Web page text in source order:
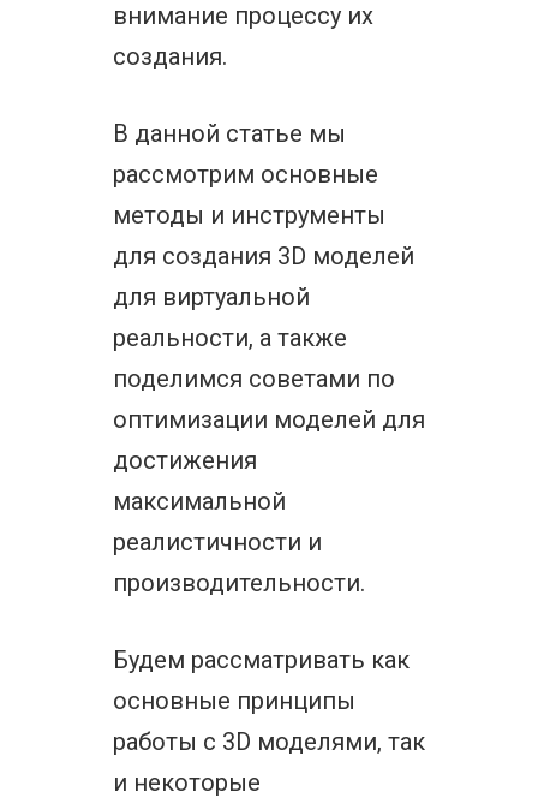
внимание процессу их
создания.
В данной статье мы
рассмотрим основные
методы и инструменты
для создания 3D моделей
для виртуальной
реальности, а также
поделимся советами по
оптимизации моделей для
достижения
максимальной
реалистичности и
производительности.
Будем рассматривать как
основные принципы
работы с 3D моделями, так
и некоторые